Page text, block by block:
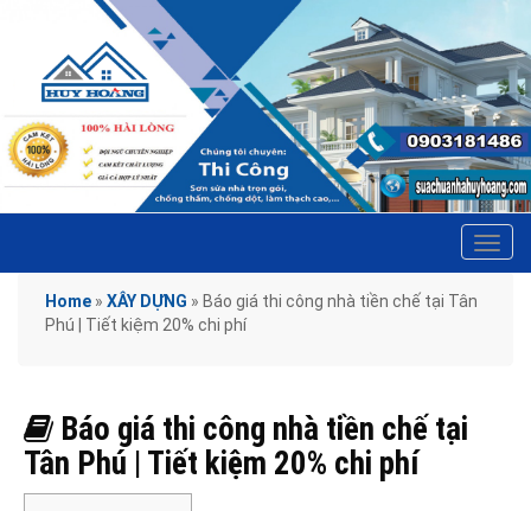
Home » XÂY DỰNG » Báo giá thi công nhà tiền chế tại Tân
Phú | Tiết kiệm 20% chi phí
Báo giá thi công nhà tiền chế tại
Tân Phú | Tiết kiệm 20% chi phí